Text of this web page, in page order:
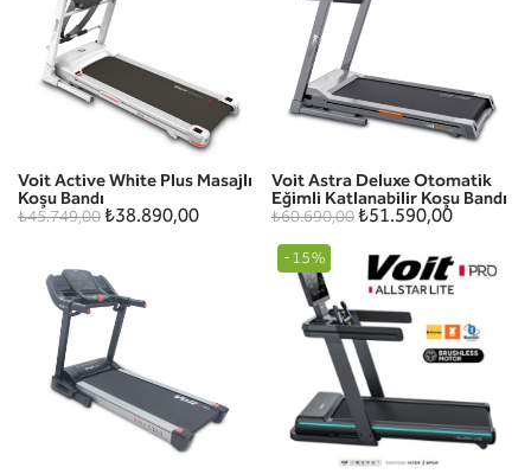
Voit Active White Plus Masajlı
Koşu Bandı
₺45.749,00₺38.890,00
Voit Astra Deluxe Otomatik
Eğimli Katlanabilir Koşu Bandı
₺60.690,00₺51.590,00
-15%